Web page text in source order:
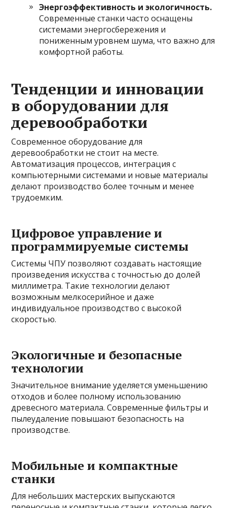
Энергоэффективность и экологичность.
Современные станки часто оснащены
системами энергосбережения и
пониженным уровнем шума, что важно для
комфортной работы.
Тенденции и инновации
в оборудовании для
деревообработки
Современное оборудование для
деревообработки не стоит на месте.
Автоматизация процессов, интеграция с
компьютерными системами и новые материалы
делают производство более точным и менее
трудоемким.
Цифровое управление и
программируемые системы
Системы ЧПУ позволяют создавать настоящие
произведения искусства с точностью до долей
миллиметра. Такие технологии делают
возможным мелкосерийное и даже
индивидуальное производство с высокой
скоростью.
Экологичные и безопасные
технологии
Значительное внимание уделяется уменьшению
отходов и более полному использованию
древесного материала. Современные фильтры и
пылеудаление повышают безопасность на
производстве.
Мобильные и компактные
станки
Для небольших мастерских выпускаются